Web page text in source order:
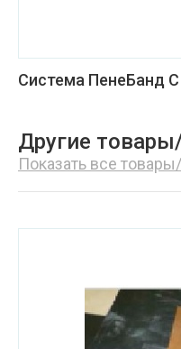
Система ПенеБанд С
Другие
Показать все